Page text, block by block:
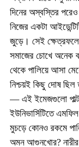
দিনের অস্বস্তির
নিজের একটা
জুড়ে। সেই
সমাজের চোখে অনেক
থেকে পালিয়ে আসা
নিশ্চয়ই কিছু দোষ ছিল
— এই ইমেজগুলো
ইউনিভার্সিটিতে
মুচড়ে কোনও রকমে
অমন আগুনখোর? নারীর